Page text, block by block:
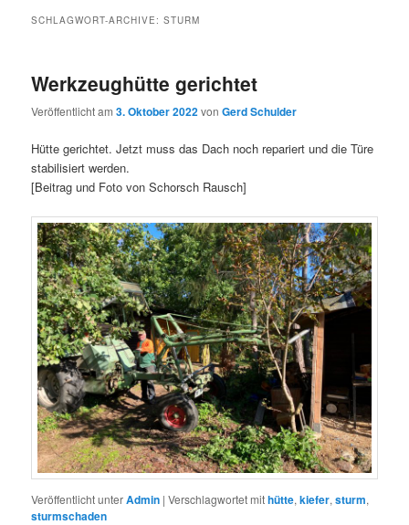
SCHLAGWORT-ARCHIVE:STURM
Werkzeughütte gerichtet
Veröffentlicht am3. Oktober 2022vonGerd Schulder
Hütte gerichtet. Jetzt muss das Dach noch repariert und die Türe
stabilisiert werden.
[Beitrag und Foto von Schorsch Rausch]
Veröffentlicht unterAdmin |Verschlagwortet mithütte,kiefer,sturm,
sturmschaden